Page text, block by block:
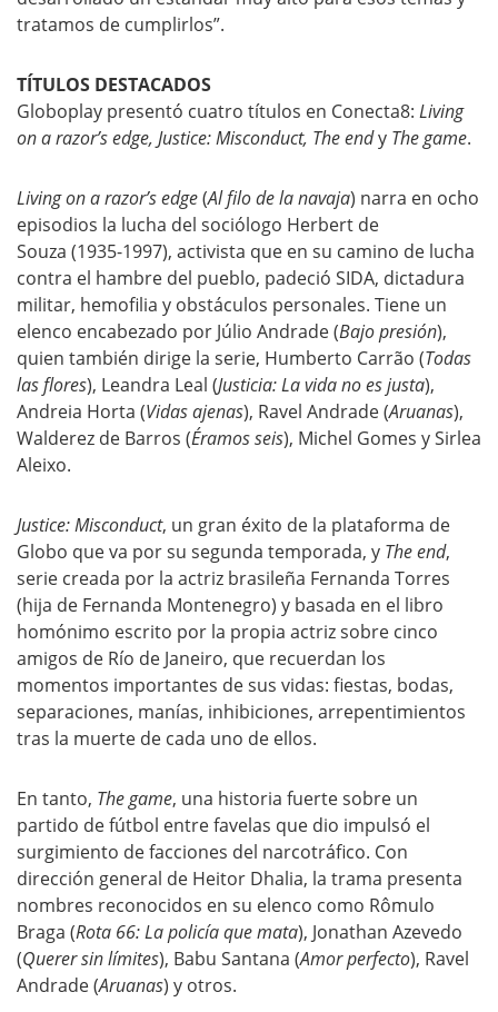
tratamos de cumplirlos”.
TÍTULOS DESTACADOS
Globoplay presentó cuatro títulos en Conecta8: Living
on a razor’s edge, Justice: Misconduct, The endy The game.
Living on a razor’s edge(Al filo de la navaja) narra en ocho
episodios la lucha del sociólogo Herbert de
Souza (1935-1997), activista que en su camino de lucha
contra el hambre del pueblo, padeció SIDA, dictadura
militar, hemofilia y obstáculos personales. Tiene un
elenco encabezado por Júlio Andrade (Bajo presión),
quien también dirige la serie, Humberto Carrão (Todas
las flores), Leandra Leal (Justicia: La vida no es justa),
Andreia Horta (Vidas ajenas), Ravel Andrade (Aruanas),
Walderez de Barros (Éramos seis), Michel Gomes y Sirlea
Aleixo.
Justice: Misconduct, un gran éxito de la plataforma de
Globo que va por su segunda temporada, y The end,
serie creada por la actriz brasileña Fernanda Torres
(hija de Fernanda Montenegro) y basada en el libro
homónimo escrito por la propia actriz sobre cinco
amigos de Río de Janeiro, que recuerdan los
momentos importantes de sus vidas: fiestas, bodas,
separaciones, manías, inhibiciones, arrepentimientos
tras la muerte de cada uno de ellos.
En tanto, The game, una historia fuerte sobre un
partido de fútbol entre favelas que dio impulsó el
surgimiento de facciones del narcotráfico. Con
dirección general de Heitor Dhalia, la trama presenta
nombres reconocidos en su elenco como Rômulo
Braga (Rota 66: La policía que mata), Jonathan Azevedo
(Querer sin límites), Babu Santana (Amor perfecto), Ravel
Andrade (Aruanas) y otros.